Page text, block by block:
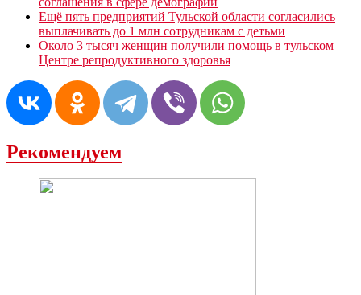
Ещë пять предприятий Тульской области согласились
выплачивать до 1 млн сотрудникам с детьми
Около 3 тысяч женщин получили помощь в тульском
Центре репродуктивного здоровья
Рекомендуем